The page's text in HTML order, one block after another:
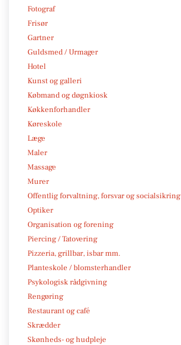
Fotograf
Frisør
Gartner
Guldsmed / Urmager
Hotel
Kunst og galleri
Købmand og døgnkiosk
Køkkenforhandler
Køreskole
Læge
Maler
Massage
Murer
Offentlig forvaltning, forsvar og socialsikring
Optiker
Organisation og forening
Piercing / Tatovering
Pizzeria, grillbar, isbar mm.
Planteskole / blomsterhandler
Psykologisk rådgivning
Rengøring
Restaurant og café
Skrædder
Skønheds- og hudpleje